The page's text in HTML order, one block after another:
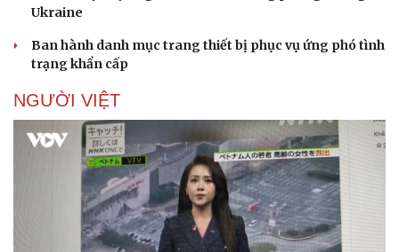
Doanh nghiệp 24h
Vì cộng đồng
Tin Công nghệ
Chuyển đổi số
Ukraine
Ban hành danh mục trang thiết bị phục vụ ứng phó tình
trạng khẩn cấp
NGƯỜI VIỆT